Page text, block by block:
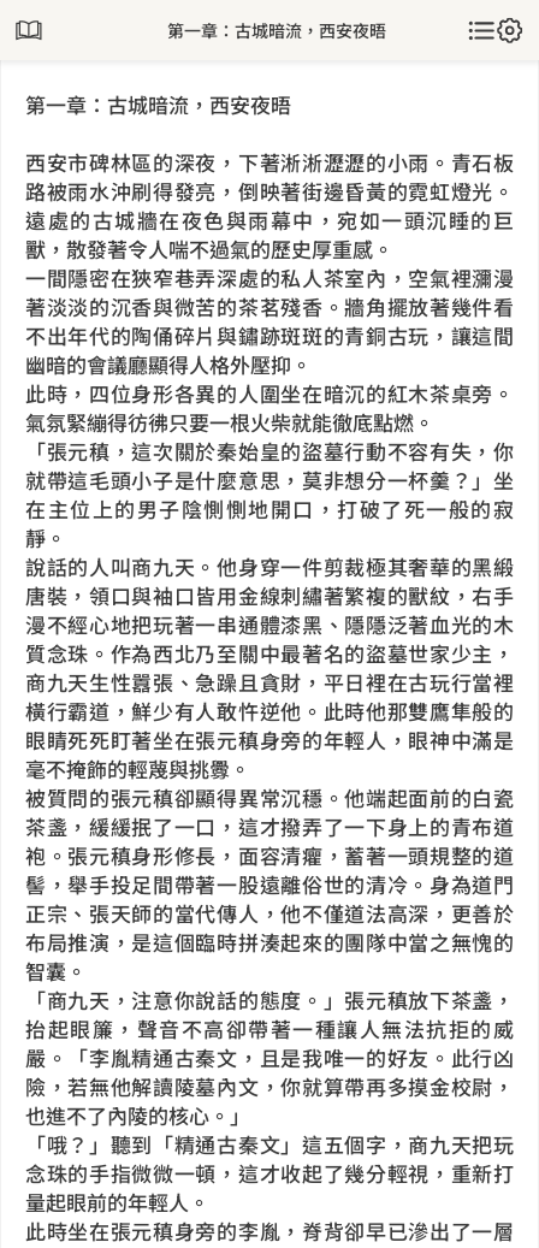
第一章：古城暗流，西安夜晤
第一章：古城暗流，西安夜晤
西安市碑林區的深夜，下著淅淅瀝瀝的小雨。青石板
路被雨水沖刷得發亮，倒映著街邊昏黃的霓虹燈光。
遠處的古城牆在夜色與雨幕中，宛如一頭沉睡的巨
獸，散發著令人喘不過氣的歷史厚重感。
一間隱密在狹窄巷弄深處的私人茶室內，空氣裡瀰漫
著淡淡的沉香與微苦的茶茗殘香。牆角擺放著幾件看
不出年代的陶俑碎片與鏽跡斑斑的青銅古玩，讓這間
幽暗的會議廳顯得人格外壓抑。
此時，四位身形各異的人圍坐在暗沉的紅木茶桌旁。
氣氛緊繃得彷彿只要一根火柴就能徹底點燃。
「張元稹，這次關於秦始皇的盜墓行動不容有失，你
就帶這毛頭小子是什麼意思，莫非想分一杯羹？」坐
在主位上的男子陰惻惻地開口，打破了死一般的寂
靜。
說話的人叫商九天。他身穿一件剪裁極其奢華的黑緞
唐裝，領口與袖口皆用金線刺繡著繁複的獸紋，右手
漫不經心地把玩著一串通體漆黑、隱隱泛著血光的木
質念珠。作為西北乃至關中最著名的盜墓世家少主，
商九天生性囂張、急躁且貪財，平日裡在古玩行當裡
橫行霸道，鮮少有人敢忤逆他。此時他那雙鷹隼般的
眼睛死死盯著坐在張元稹身旁的年輕人，眼神中滿是
毫不掩飾的輕蔑與挑釁。
被質問的張元稹卻顯得異常沉穩。他端起面前的白瓷
茶盞，緩緩抿了一口，這才撥弄了一下身上的青布道
袍。張元稹身形修長，面容清癯，蓄著一頭規整的道
髻，舉手投足間帶著一股遠離俗世的清冷。身為道門
正宗、張天師的當代傳人，他不僅道法高深，更善於
布局推演，是這個臨時拼湊起來的團隊中當之無愧的
智囊。
「商九天，注意你說話的態度。」張元稹放下茶盞，
抬起眼簾，聲音不高卻帶著一種讓人無法抗拒的威
嚴。「李胤精通古秦文，且是我唯一的好友。此行凶
險，若無他解讀陵墓內文，你就算帶再多摸金校尉，
也進不了內陵的核心。」
「哦？」聽到「精通古秦文」這五個字，商九天把玩
念珠的手指微微一頓，這才收起了幾分輕視，重新打
量起眼前的年輕人。
此時坐在張元稹身旁的李胤，脊背卻早已滲出了一層